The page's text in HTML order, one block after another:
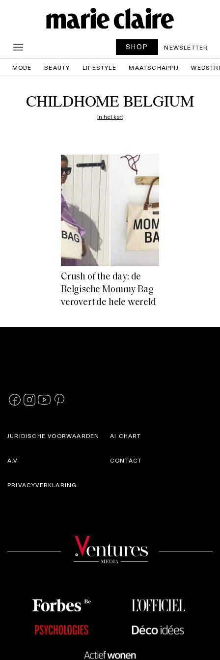
SHOP NEWSLETTER
MODE BEAUTY LIFESTYLE MAATSCHAPPIJ
CHILDHOME BELGIUM
In het kort
Crush of the day: de
Belgische Mommy Bag
verovert de hele wereld
JURIDISCHE VOORWAARDEN
A.V.
AI CHART
CONTACT
PRIVACYVERKLARING